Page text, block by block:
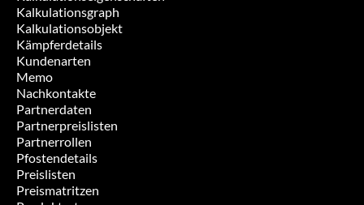
Kalkulationsgraph
Kalkulationsobjekt
Kämpferdetails
Kundenarten
Memo
Nachkontakte
Partnerdaten
Partnerpreislisten
Partnerrollen
Pfostendetails
Preislisten
Preismatritzen